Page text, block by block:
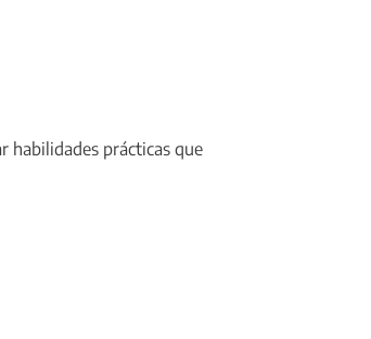
habilidades prácticas que